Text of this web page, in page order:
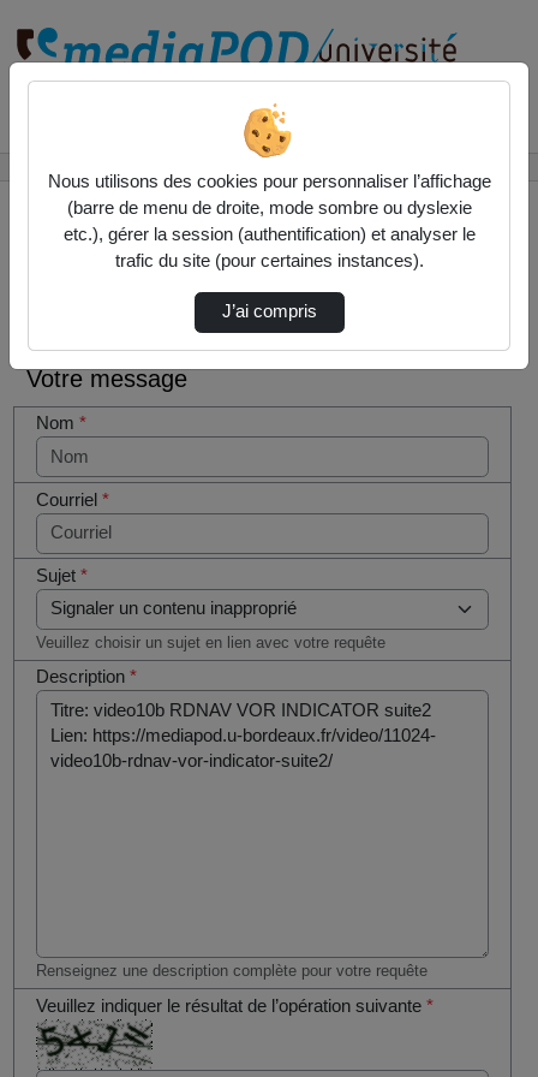
Contactez nous
Votre message
Nom*
Courriel*
Sujet*
Veuillez choisir un sujet en lien avec votre requête
Description*
Renseignez une description complète pour votre requête
Veuillez indiquer le résultat de l’opération suivante*
êtes un
humain en
métal
(obligatoire)
Nous utilisons des cookies pour personnaliser l’affichage
(barre de menu de droite, mode sombre ou dyslexie
etc.), gérer la session (authentification) et analyser le
trafic du site (pour certaines instances).
J’ai compris